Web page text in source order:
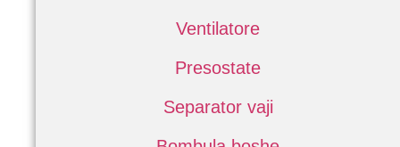
Ventilatore
Presostate
Separator vaji